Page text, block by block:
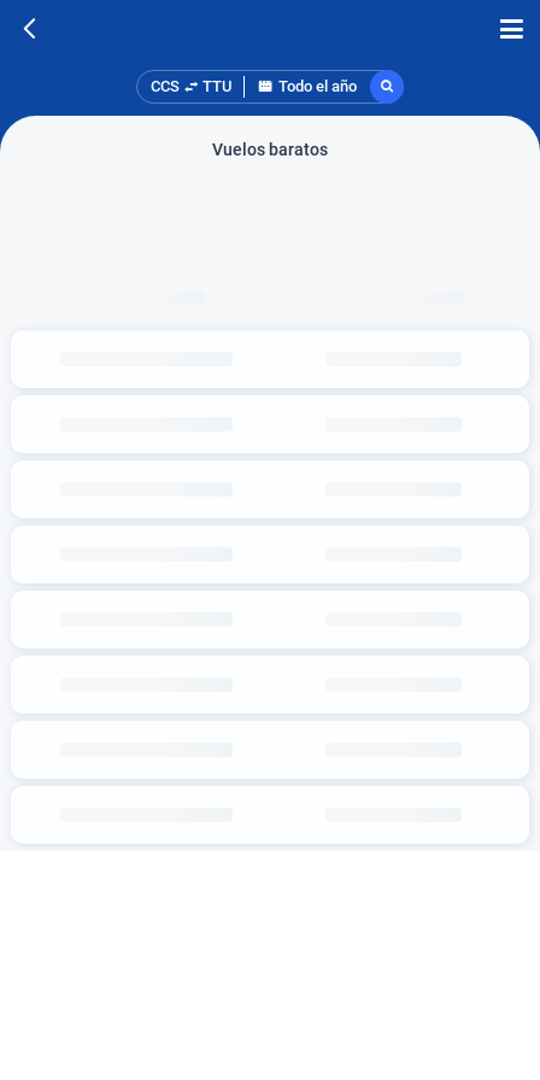
CCS TTU Todo el año
Vuelos baratos